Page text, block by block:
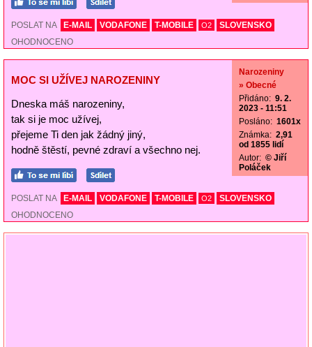
POSLAT NA E-MAIL VODAFONE T-MOBILE O2
SLOVENSKO
OHODNOCENO
MOC SI UŽÍVEJ NAROZENINY
Dneska máš narozeniny,
tak si je moc užívej,
přejeme Ti den jak žádný jiný,
hodně štěstí, pevné zdraví a všechno nej.
Narozeniny
» Obecné
Přidáno: 9. 2.
2023 - 11:51
Posláno: 1601x
Známka: 2,91
od 1855 lidí
Autor: © Jiří
Poláček
POSLAT NA E-MAIL VODAFONE T-MOBILE O2
SLOVENSKO
OHODNOCENO